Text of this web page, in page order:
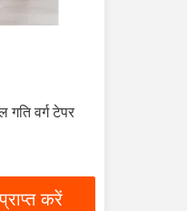
वर्ग टेपर
करें